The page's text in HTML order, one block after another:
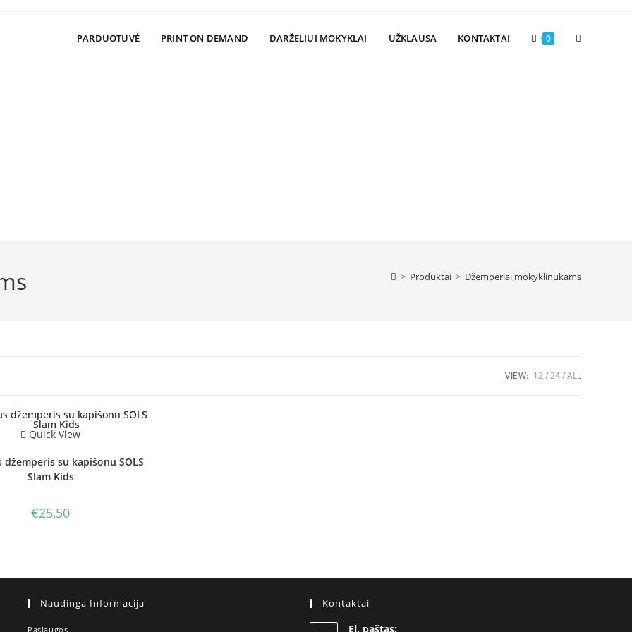
PARDUOTUVĖ PRINT ON DEMAND DARŽELIUI MOKYKLAI UŽKLAUSA KONTAKTAI 0 Toggle
> Produktai > Džemperiai mokyklinukams
VIEW: 12 24 ALL
STOCK Quick View
džemperis su kapišonu SOLS
Slam Kids
€25,50
Naudinga Informacija
Paslaugos
Kontaktai
El. paštas: